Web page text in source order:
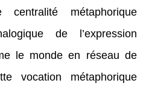
centralité métaphorique
de l’expression
le monde en réseau de
vocation métaphorique